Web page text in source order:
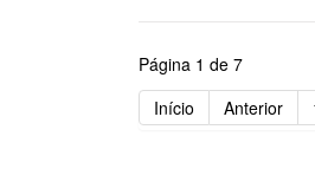
Página 1 de 7
Início
Anterior